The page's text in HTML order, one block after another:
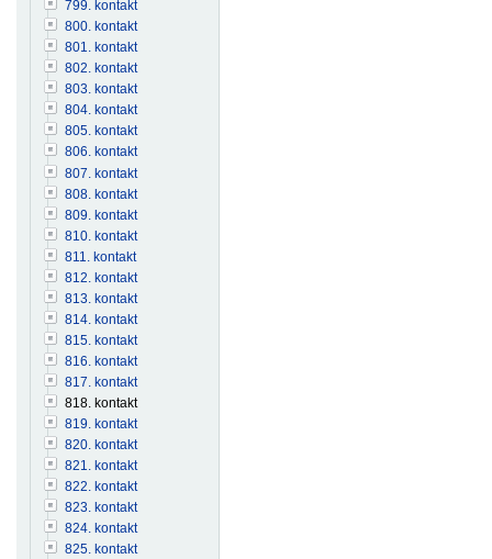
799. kontakt
800. kontakt
801. kontakt
802. kontakt
803. kontakt
804. kontakt
805. kontakt
806. kontakt
807. kontakt
808. kontakt
809. kontakt
810. kontakt
811. kontakt
812. kontakt
813. kontakt
814. kontakt
815. kontakt
816. kontakt
817. kontakt
818. kontakt
819. kontakt
820. kontakt
821. kontakt
822. kontakt
823. kontakt
824. kontakt
825. kontakt